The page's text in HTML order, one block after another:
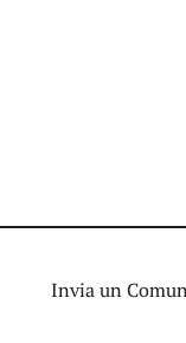
Invia un